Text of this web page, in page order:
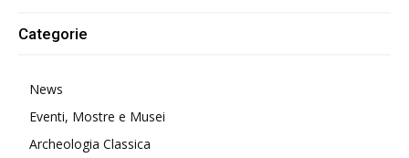
Categorie
News
Eventi, Mostre e Musei
Archeologia Classica